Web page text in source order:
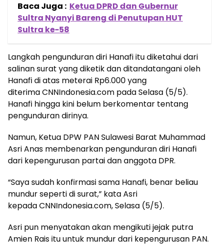
Baca Juga : Ketua DPRD dan Gubernur
Sultra Nyanyi Bareng di Penutupan HUT
Sultra ke-58
Langkah pengunduran diri Hanafi itu diketahui dari
salinan surat yang diketik dan ditandatangani oleh
Hanafi di atas meterai Rp6.000 yang
diterima CNNIndonesia.com pada Selasa (5/5).
Hanafi hingga kini belum berkomentar tentang
pengunduran dirinya.
Namun, Ketua DPW PAN Sulawesi Barat Muhammad
Asri Anas membenarkan pengunduran diri Hanafi
dari kepengurusan partai dan anggota DPR.
“Saya sudah konfirmasi sama Hanafi, benar beliau
mundur seperti di surat,” kata Asri
kepada CNNIndonesia.com, Selasa (5/5).
Asri pun menyatakan akan mengikuti jejak putra
Amien Rais itu untuk mundur dari kepengurusan PAN.